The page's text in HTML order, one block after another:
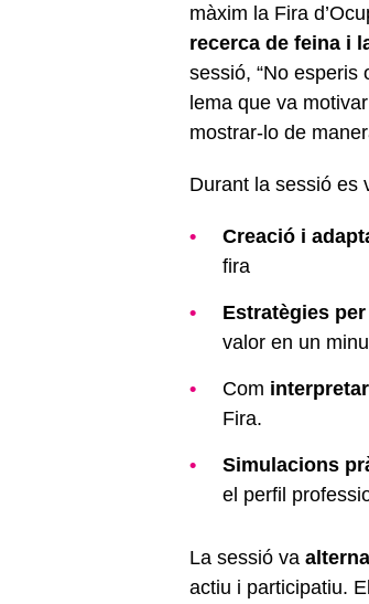
màxim la Fira
recerca de feina i
sessió, “No esperis
lema que va
mostrar-lo de
Durant la sessió es
Creació i
fira
Estratègies
valor en un
Com
Fira.
Simulacions
el perfil
La sessió va
actiu i participatiu.